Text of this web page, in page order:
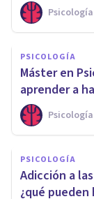
PSICOLOGÍA
Máster en
aprender a
PSICOLOGÍA
Adicción a
¿qué pueden